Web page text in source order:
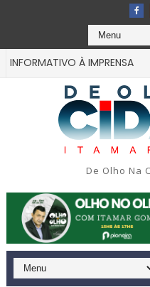
À IMPRENSA
De Olho Na